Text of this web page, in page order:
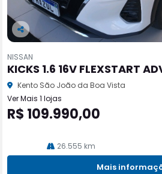
Co
pa
rtil
he
NISSAN
KICKS 1.6 16V FLEXSTART
Kento São João da Boa Vista
Ver Mais 1 lojas
R$ 109.990,00
26.555 km
Mais